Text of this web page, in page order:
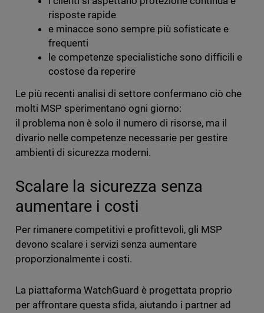
risposte rapide
e minacce sono sempre più sofisticate e
frequenti
le competenze specialistiche sono difficili e
costose da reperire
Le più recenti analisi di settore confermano ciò che
molti MSP sperimentano ogni giorno:
il problema non è solo il numero di risorse, ma il
divario nelle competenze necessarie per gestire
ambienti di sicurezza moderni.
Scalare la sicurezza senza
aumentare i costi
Per rimanere competitivi e profittevoli, gli MSP
devono scalare i servizi senza aumentare
proporzionalmente i costi.
La piattaforma WatchGuard è progettata proprio
per affrontare questa sfida, aiutando i partner ad